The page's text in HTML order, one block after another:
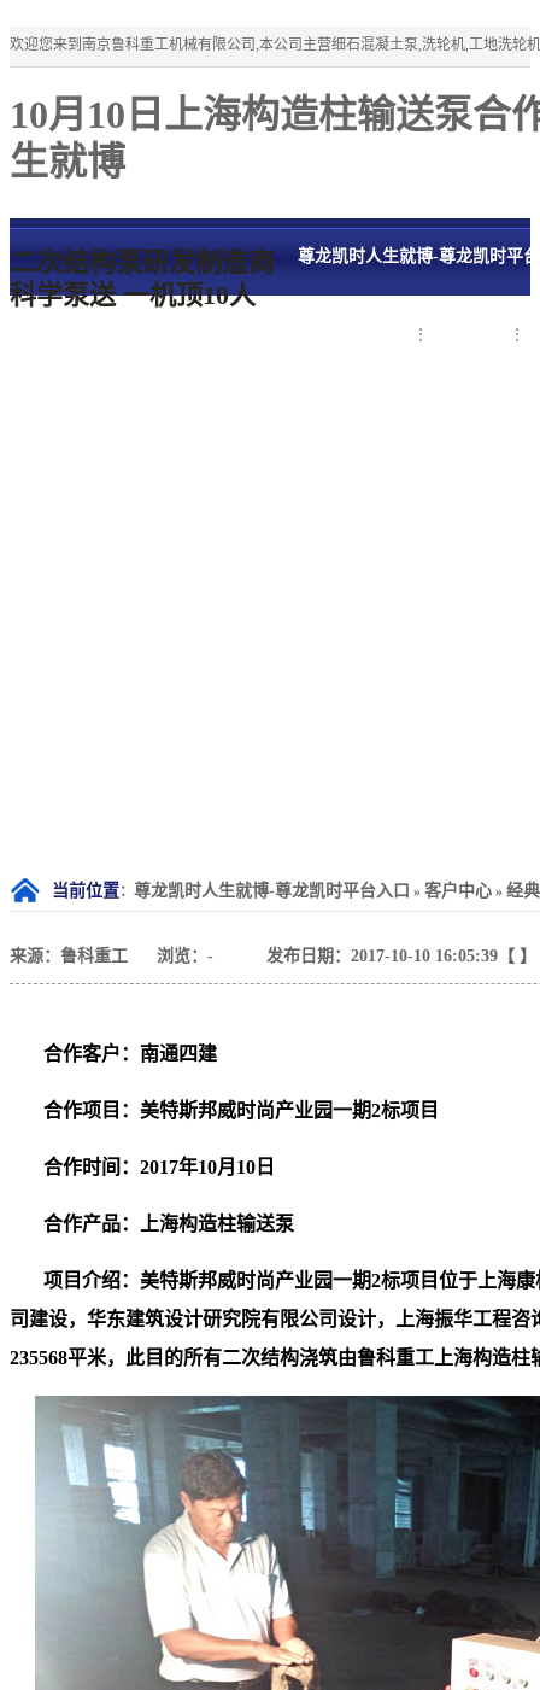
欢迎您来到南京鲁科重工机械有限公司,本公司主营细石混凝土泵,洗轮机,工地洗轮
10月10日上海构造柱输送泵合
生就博
二次结构泵研发制造商
科学泵送 一机顶10人
尊龙凯时人生就博-尊龙凯时平
当前位置： 尊龙凯时人生就博-尊龙凯时平台入口 » 客户中心 » 经
来源：鲁科重工 浏览： - 发布日期：2017-10-10 16:05:39【 】
合作客户：南通四建
合作项目：美特斯邦威时尚产业园一期2标项目
合作时间：2017年10月10日
合作产品： 上海构造柱输送泵
项目介绍：美特斯邦威时尚产业园一期2标项目位于上海
司建设，华东建筑设计研究院有限公司设计，上海振华工程
235568平米，此目的所有二次结构浇筑由鲁科重工 上海构造柱